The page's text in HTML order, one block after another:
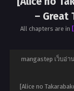
– Great
All chapters are in
mangastep เว็บอ่
[Alice no